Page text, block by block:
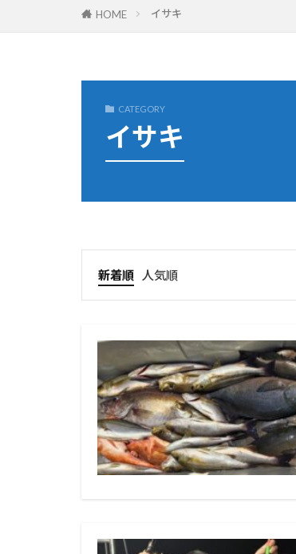
HOME イサキ
CATEGORY
イサキ
新着順 人気順